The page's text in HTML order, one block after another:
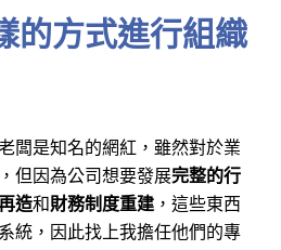
的方式進行組織
闆是知名的網紅，雖然對於業
但因為公司想要發展完整的行
造和財務制度重建 ，這些東西
統，因此找上我擔任他們的專